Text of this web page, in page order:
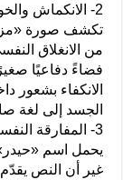
2- الانكماش والخوف وفقدان الإحساس بالأمان
تكشف صورة
من الانغلاق
فضاءً دفاعيًا
الانكفاء بشعور
الجسد إلى لغة
3- المفارقة النفسية بين الاسم والحالة
يحمل اسم «حيدر»
غير أن النص